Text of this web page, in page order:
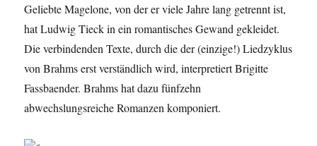
Geliebte Magelone, von der er viele Jahre lang getrennt ist,
hat Ludwig Tieck in ein romantisches Gewand gekleidet.
Die verbindenden Texte, durch die der (einzige!) Liedzyklus
von Brahms erst verständlich wird, interpretiert Brigitte
Fassbaender. Brahms hat dazu fünfzehn
abwechslungsreiche Romanzen komponiert.